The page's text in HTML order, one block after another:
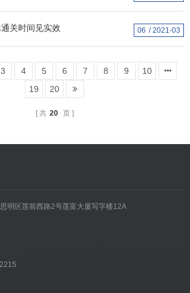
关时间见实效 06 2021-03
3 4 5 6 7 8 9
10
19
20
共 20 页
明区莲前西路2号莲富大厦写字楼12A